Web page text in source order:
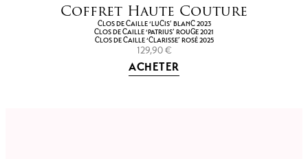
Coffret Haute Couture
CLOS DE CAILLE ‘LUCIS’ BLANC 2023
CLOS DE CAILLE ‘PATRIUS’ ROUGE 2021
CLOS DE CAILLE ‘CLARISSE’ ROSÉ 2025
129,90€
ACHETER